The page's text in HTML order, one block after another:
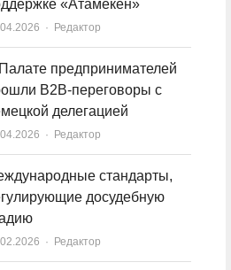
«Атамекен»
Author
Редактор
предпринимателей
B2B-переговоры с
делегацией
Author
Редактор
стандарты,
досудебную
Author
Редактор